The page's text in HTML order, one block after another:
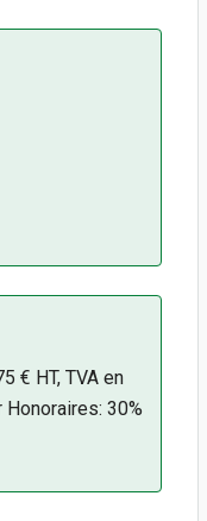
€ HT, TVA en
30%